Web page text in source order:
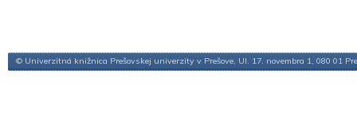
© Univerzitná knižnica Prešovskej univerzity v Prešove, Ul. 17. novembra 1, 080 01